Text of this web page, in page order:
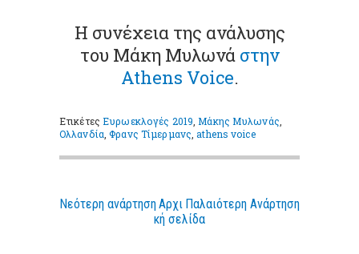
Η συνέχεια της ανάλυσης
του Μάκη Μυλωνά στην
Athens Voice.
ΕτικέτεςΕυρωεκλογές 2019 ,Μάκης Μυλωνάς
Ολλανδία ,Φρανς Τίμερμανς ,athens voice
Νεότερη ανάρτηση Παλαιότερη Ανάρτηση
Αρχι
κή σελίδα